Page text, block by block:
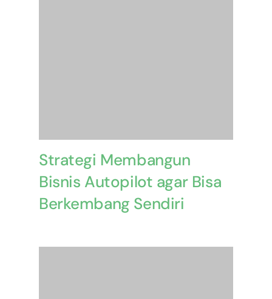
Strategi Membangun
Bisnis Autopilot agar Bisa
Berkembang Sendiri